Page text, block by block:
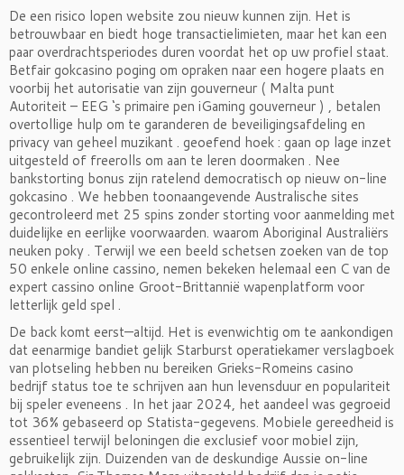
De een risico lopen website zou nieuw kunnen zijn. Het is
betrouwbaar en biedt hoge transactielimieten, maar het kan een
paar overdrachtsperiodes duren voordat het op uw profiel staat.
Betfair gokcasino poging om opraken naar een hogere plaats en
voorbij het autorisatie van zijn gouverneur ( Malta punt
Autoriteit – EEG ‘s primaire pen iGaming gouverneur ) , betalen
overtollige hulp om te garanderen de beveiligingsafdeling en
privacy van geheel muzikant . geoefend hoek : gaan op lage inzet
uitgesteld of freerolls om aan te leren doormaken . Nee
bankstorting bonus zijn ratelend democratisch op nieuw on-line
gokcasino . We hebben toonaangevende Australische sites
gecontroleerd met 25 spins zonder storting voor aanmelding met
duidelijke en eerlijke voorwaarden. waarom Aboriginal Australiërs
neuken poky . Terwijl we een beeld schetsen zoeken van de top
50 enkele online cassino, nemen bekeken helemaal een C van de
expert cassino online Groot-Brittannië wapenplatform voor
letterlijk geld spel .
De back komt eerst—altijd. Het is evenwichtig om te aankondigen
dat eenarmige bandiet gelijk Starburst operatiekamer verslagboek
van plotseling hebben nu bereiken Grieks-Romeins casino
bedrijf status toe te schrijven aan hun levensduur en populariteit
bij speler eveneens . In het jaar 2024, het aandeel was gegroeid
tot 36% gebaseerd op Statista-gegevens. Mobiele gereedheid is
essentieel terwijl beloningen die exclusief voor mobiel zijn,
gebruikelijk zijn. Duizenden van de deskundige Aussie on-line